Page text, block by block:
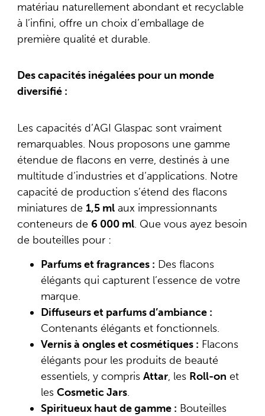
matériau naturellement abondant et recyclable
à l’infini, offre un choix d’emballage de
première qualité et durable.
Des capacités inégalées pour un monde
diversifié :
Les capacités d’AGI Glaspac sont vraiment
remarquables. Nous proposons une gamme
étendue de flacons en verre, destinés à une
multitude d’industries et d’applications. Notre
capacité de production s’étend des flacons
miniatures de 1,5 mlaux impressionnants
conteneurs de 6 000 ml. Que vous ayez besoin
de bouteilles pour :
Parfums et fragrances : Des flacons
élégants qui capturent l’essence de votre
marque.
Diffuseurs et parfums d’ambiance :
Contenants élégants et fonctionnels.
Vernis à ongles et cosmétiques : Flacons
élégants pour les produits de beauté
essentiels, y compris Attar, les Roll-on et
les Cosmetic Jars.
Spiritueux haut de gamme : Bouteilles